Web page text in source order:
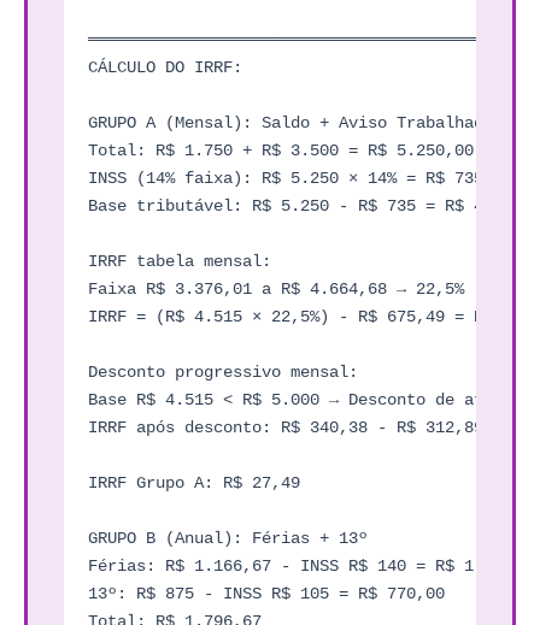
CÁLCULO DO IRRF:
GRUPO A (Mensal): Saldo + Aviso Trabalhado
Total: R$ 1.750 + R$ 3.500 = R$ 5.250,00
INSS (14% faixa): R$ 5.250 × 14% = R$ 735,00
Base tributável: R$ 5.250 - R$ 735 = R$
IRRF tabela mensal:
Faixa R$ 3.376,01 a R$ 4.664,68 → 22,5%
IRRF = (R$ 4.515 × 22,5%) - R$ 675,49 = R$
Desconto progressivo mensal:
Base R$ 4.515 < R$ 5.000 → Desconto de até R$
IRRF após desconto: R$ 340,38 - R$ 312,89 = R$
IRRF Grupo A: R$ 27,49
GRUPO B (Anual): Férias + 13º
Férias: R$ 1.166,67 - INSS R$ 140 = R$ 1.026,67
13º: R$ 875 - INSS R$ 105 = R$ 770,00
Total: R$ 1.796,67